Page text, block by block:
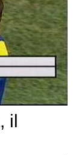
il